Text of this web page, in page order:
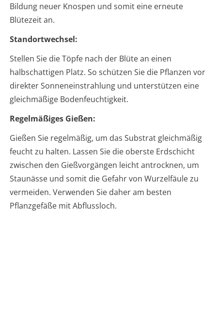
Bildung neuer Knospen und somit eine erneute
Blütezeit an.
Standortwechsel:
Stellen Sie die Töpfe nach der Blüte an einen
halbschattigen Platz. So schützen Sie die Pflanzen vor
direkter Sonneneinstrahlung und unterstützen eine
gleichmäßige Bodenfeuchtigkeit.
Regelmäßiges Gießen:
Gießen Sie regelmäßig, um das Substrat gleichmäßig
feucht zu halten. Lassen Sie die oberste Erdschicht
zwischen den Gießvorgängen leicht antrocknen, um
Staunässe und somit die Gefahr von Wurzelfäule zu
vermeiden. Verwenden Sie daher am besten
Pflanzgefäße mit Abflussloch.